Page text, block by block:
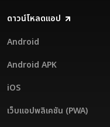
ดาวน์โหลดแอป
Android
Android APK
iOS
เว็บแอปพลิเคชัน (PWA)